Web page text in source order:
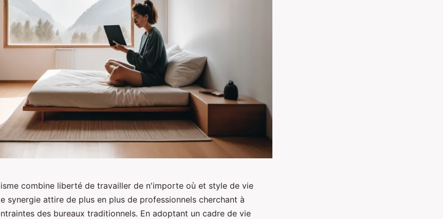
combine liberté de travailler de n'importe où et style de vie
synergie attire de plus en plus de professionnels cherchant à
des bureaux traditionnels. En adoptant un cadre de vie